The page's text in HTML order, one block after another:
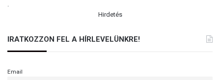
.
Hirdetés
IRATKOZZON FEL A HÍRLEVELÜNKRE!
Email